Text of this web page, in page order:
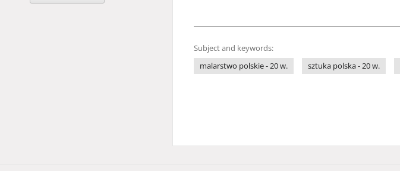
Subject and keywords:
malarstwo polskie - 20 w.
sztuka polska - 20 w.